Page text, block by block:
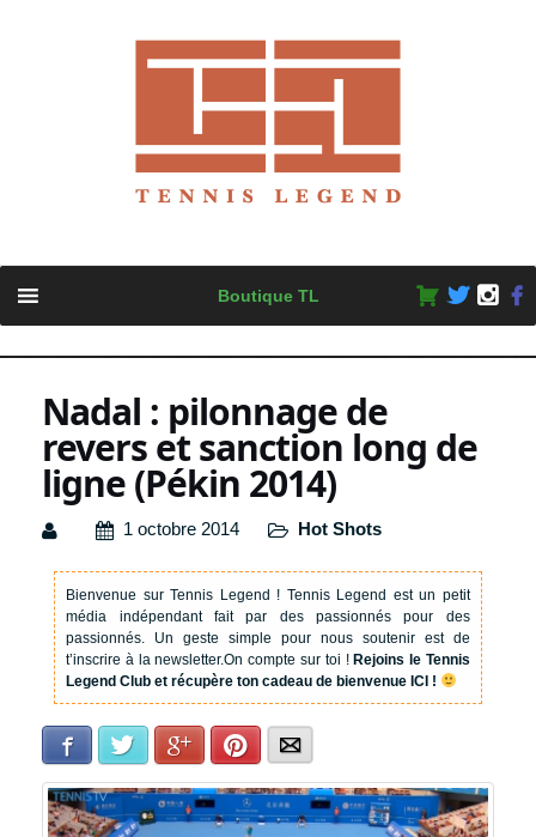
content
Boutique TL
Nadal : pilonnage de
revers et sanction long de
ligne (Pékin 2014)
1 octobre 2014 Hot Shots
Bienvenue sur Tennis Legend ! Tennis Legend est un petit
média indépendant fait par des passionnés pour des
passionnés. Un geste simple pour nous soutenir est de
t’inscrire à la newsletter.On compte sur toi !Rejoins le Tennis
Legend Club et récupère ton cadeau de bienvenue ICI !
Facebook Twitter Google+Pinterest